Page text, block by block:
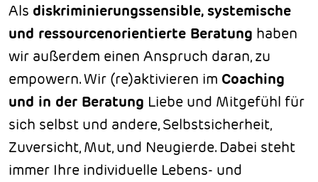
Als diskriminierungssensible, systemische
und ressourcenorientierte Beratung haben
wir außerdem einen Anspruch daran, zu
empowern. Wir (re)aktivieren im Coaching
und in der Beratung Liebe und Mitgefühl für
sich selbst und andere, Selbstsicherheit,
Zuversicht, Mut, und Neugierde. Dabei steht
immer Ihre individuelle Lebens- und